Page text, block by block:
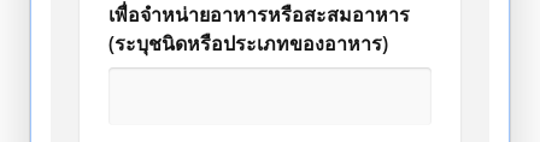
เพื่อจำหน่ายอาหารหรือสะสมอาหาร
(ระบุชนิดหรือประเภทของอาหาร)